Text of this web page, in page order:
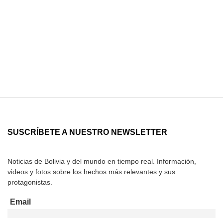
SUSCRÍBETE A NUESTRO NEWSLETTER
Noticias de Bolivia y del mundo en tiempo real. Información,
videos y fotos sobre los hechos más relevantes y sus
protagonistas.
Email